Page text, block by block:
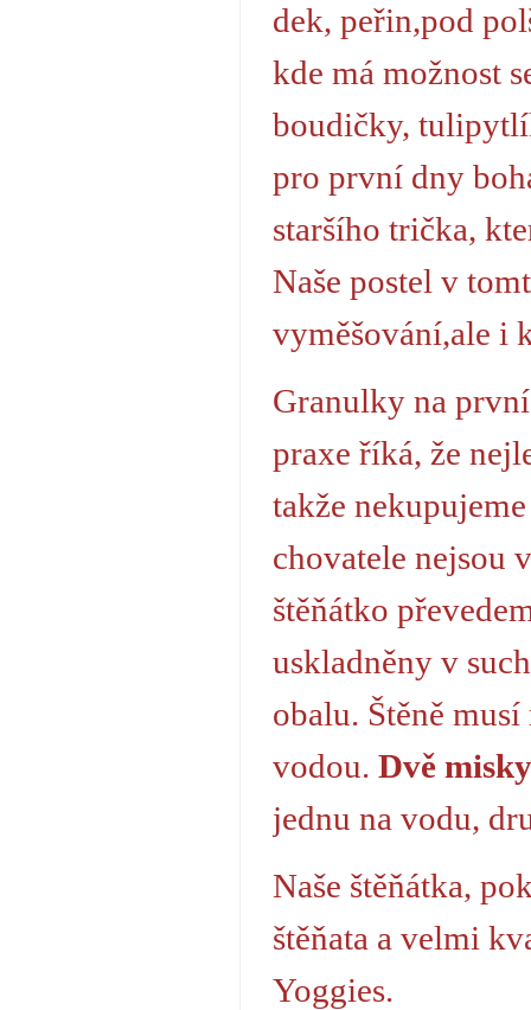
dek, peřin,pod
kde má možnost
boudičky,
pro první dny
staršího trička,
Naše postel v
vyměšování,ale i
Granulky na
praxe říká, že
takže
chovatele nejsou
štěňátko
uskladněny v
obalu. Štěně
vodou. Dvě misky
jednu na vodu,
Naše štěňátka,
štěňata a velmi
Yoggies.